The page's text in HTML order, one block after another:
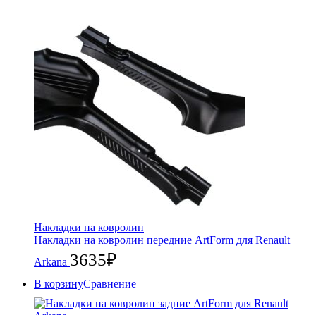
Накладки на ковролин
Накладки на ковролин передние ArtForm для Renault
Arkana 3635₽
В корзинуСравнение